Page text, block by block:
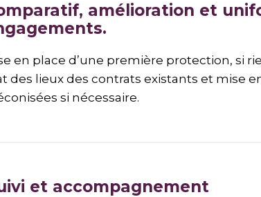
amélioration et
en place d’une première protection, si
des lieux des contrats existants et mise
si nécessaire.
et accompagnement